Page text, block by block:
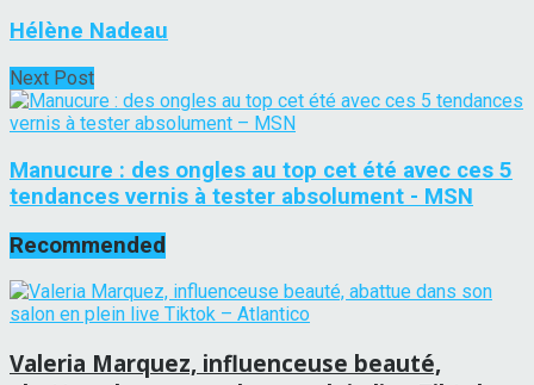
Hélène Nadeau
Next Post
Manucure : des ongles au top cet été avec ces 5
tendances vernis à tester absolument - MSN
Recommended
Valeria Marquez, influenceuse beauté,